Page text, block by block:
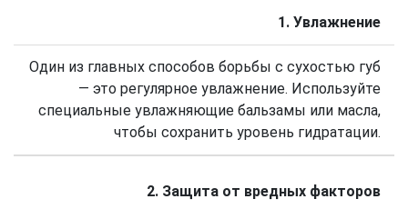
1. Увлажнение
Один из главных способов борьбы с сухостью губ
— это регулярное увлажнение. Используйте
специальные увлажняющие бальзамы или масла,
чтобы сохранить уровень гидратации.
2. Защита от вредных факторов